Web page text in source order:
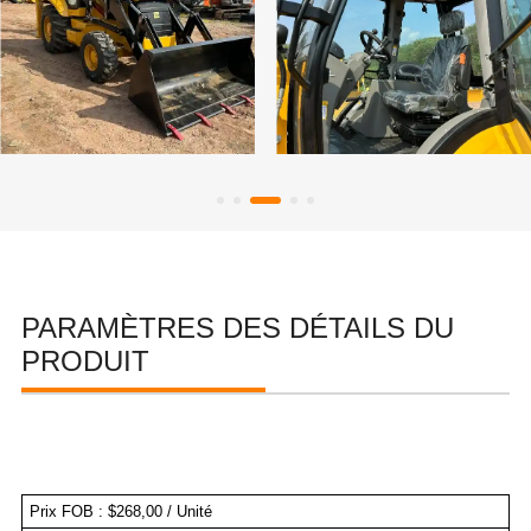
PARAMÈTRES DES DÉTAILS DU
PRODUIT
Prix FOB : $268,00 / Unité